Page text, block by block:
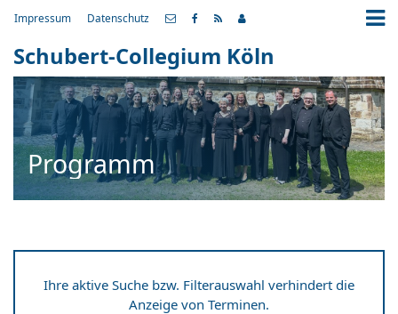
Impressum Datenschutz
Schubert-Collegium Köln
Programm
Ihre aktive Suche bzw. Filterauswahl verhindert die
Anzeige von Terminen.